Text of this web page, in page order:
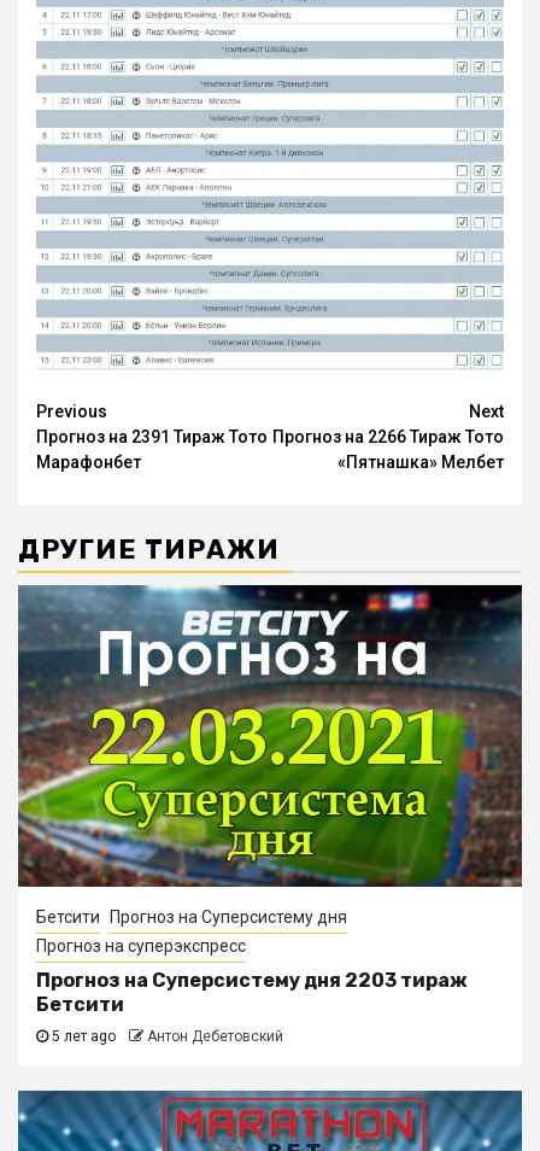
Continue
Reading
Previous
Прогноз на 2391 Тираж Тото
Марафонбет
Next
Прогноз на 2266 Тираж Тото
«Пятнашка» Мелбет
ДРУГИЕ ТИРАЖИ
Бетсити
Прогноз на Суперсистему дня
Прогноз на суперэкспресс
Прогноз на Суперсистему дня 2203 тираж
Бетсити
5 лет ago Антон Дебетовский